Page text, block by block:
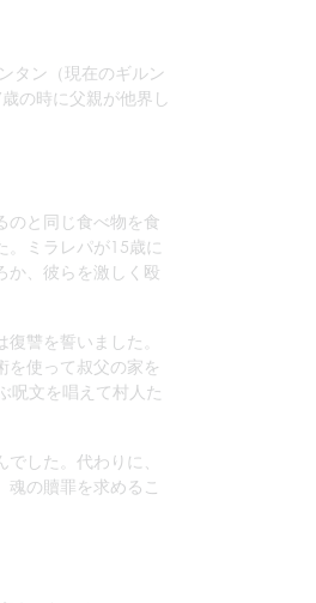
タン（現在のギルン
の時に父親が他界し
のと同じ食べ物を食
。ミラレパが15歳に
か、彼らを激しく殴
讐を誓いました。
を使って叔父の家を
呪文を唱えて村人た
した。代わりに、
の贖罪を求めるこ